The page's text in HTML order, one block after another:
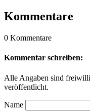
Kommentare
0 Kommentare
Kommentar schreiben:
Alle Angaben sind
veröffentlicht.
Name